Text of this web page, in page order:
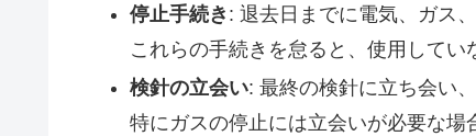
停止手続き : 退去日までに電気、ガス
これらの手続きを怠ると、使用してい
検針の立会い: 最終の検針に立ち会い
特にガスの停止には立会いが必要な場